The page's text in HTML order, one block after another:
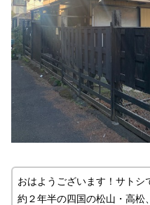
おはようございます！サトシ
約２年半の四国の松山・高松